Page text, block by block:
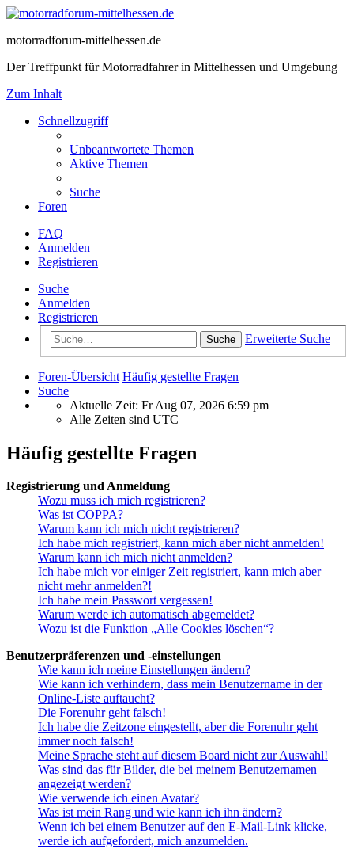
motorradforum-mittelhessen.de
Der Treffpunkt für Motorradfahrer in Mittelhessen und Umgebung
Zum Inhalt
Schnellzugriff
Unbeantwortete Themen
Aktive Themen
Suche
Foren
FAQ
Anmelden
Registrieren
Suche
Anmelden
Registrieren
Suche Erweiterte Suche
Foren-Übersicht Häufig gestellte Fragen
Suche
Aktuelle Zeit: Fr Aug 07, 2026 6:59 pm
Alle Zeiten sind UTC
Häufig gestellte Fragen
Registrierung und Anmeldung
Wozu muss ich mich registrieren?
Was ist COPPA?
Warum kann ich mich nicht registrieren?
Ich habe mich registriert, kann mich aber nicht anmelden!
Warum kann ich mich nicht anmelden?
Ich habe mich vor einiger Zeit registriert, kann mich aber
nicht mehr anmelden?!
Ich habe mein Passwort vergessen!
Warum werde ich automatisch abgemeldet?
Wozu ist die Funktion „Alle Cookies löschen“?
Benutzerpräferenzen und -einstellungen
Wie kann ich meine Einstellungen ändern?
Wie kann ich verhindern, dass mein Benutzername in der
Online-Liste auftaucht?
Die Forenuhr geht falsch!
Ich habe die Zeitzone eingestellt, aber die Forenuhr geht
immer noch falsch!
Meine Sprache steht auf diesem Board nicht zur Auswahl!
Was sind das für Bilder, die bei meinem Benutzernamen
angezeigt werden?
Wie verwende ich einen Avatar?
Was ist mein Rang und wie kann ich ihn ändern?
Wenn ich bei einem Benutzer auf den E-Mail-Link klicke,
werde ich aufgefordert, mich anzumelden.